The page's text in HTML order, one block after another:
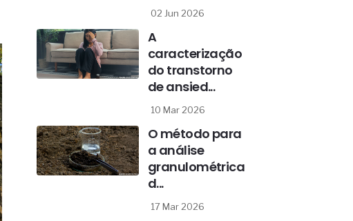
02 Jun 2026
A
caracterização
do transtorno
de ansied...
10 Mar 2026
O método para
a análise
granulométrica
d...
17 Mar 2026